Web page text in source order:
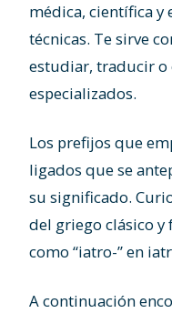
médica, científica y
técnicas. Te sirve
estudiar, traducir o
especializados.
Los prefijos que
ligados que se
su significado.
del griego clásico
como “iatro-” en
A continuación